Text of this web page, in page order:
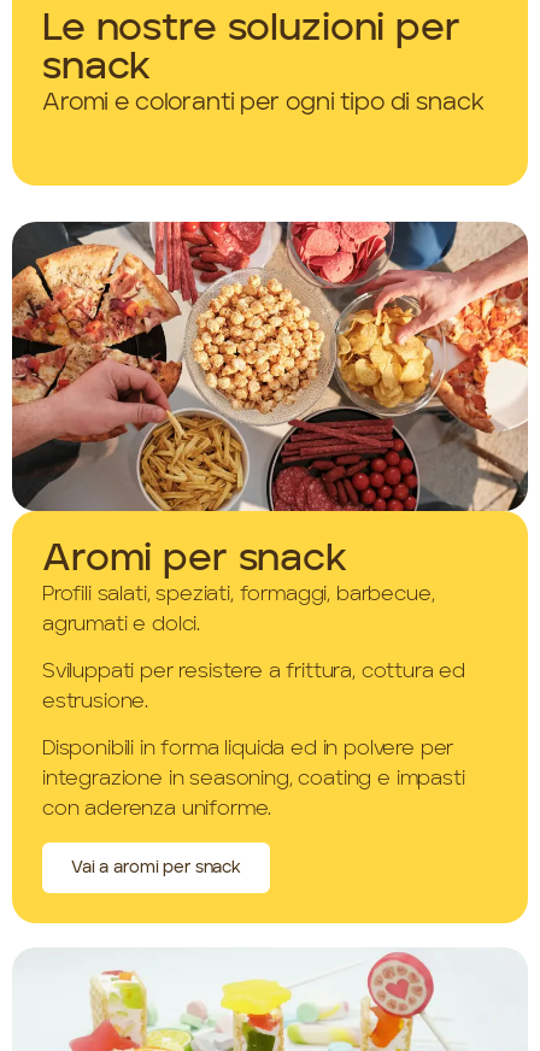
Le nostre soluzioni per
snack
Aromi e coloranti per ogni tipo di snack
Aromi per snack
Profili salati, speziati, formaggi, barbecue,
agrumati e dolci.
Sviluppati per resistere a frittura, cottura ed
estrusione.
Disponibili in forma liquida ed in polvere per
integrazione in seasoning, coating e impasti
con aderenza uniforme.
Vai a aromi per snack